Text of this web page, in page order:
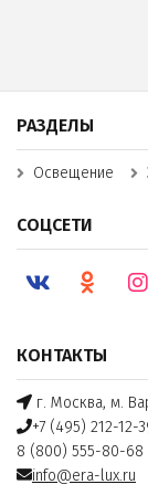
КОНТАКТЫ
г. Москва, м.
+7 (495) 212-12-
8 (800) 555-80-68
info@era-lux.ru
РАЗДЕЛЫ
Освещение
СОЦСЕТИ